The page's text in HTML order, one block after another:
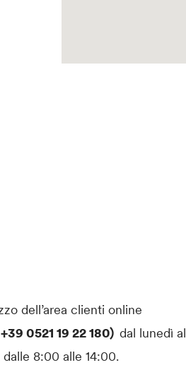
dell’area clienti online
0521 19 22 180) dal lunedì al
8:00 alle 14:00.